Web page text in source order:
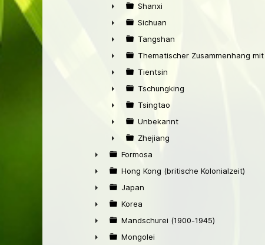
►
►
Shanxi
►
Sichuan
►
Tangshan
►
Thematischer Zusammenhang mit
►
Tientsin
►
Tschungking
►
Tsingtao
►
Unbekannt
►
Zhejiang
►
Formosa
►
Hong Kong (britische Kolonialzeit)
►
Japan
►
Korea
►
Mandschurei (1900-1945)
Mongolei